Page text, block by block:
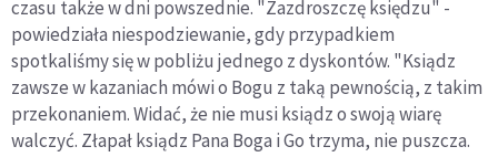
czasu także w dni powszednie. "Zazdroszczę księdzu" -
powiedziała niespodziewanie, gdy przypadkiem
spotkaliśmy się w pobliżu jednego z dyskontów. "Ksiądz
zawsze w kazaniach mówi o Bogu z taką pewnością, z takim
przekonaniem. Widać, że nie musi ksiądz o swoją wiarę
walczyć. Złapał ksiądz Pana Boga i Go trzyma, nie puszcza.